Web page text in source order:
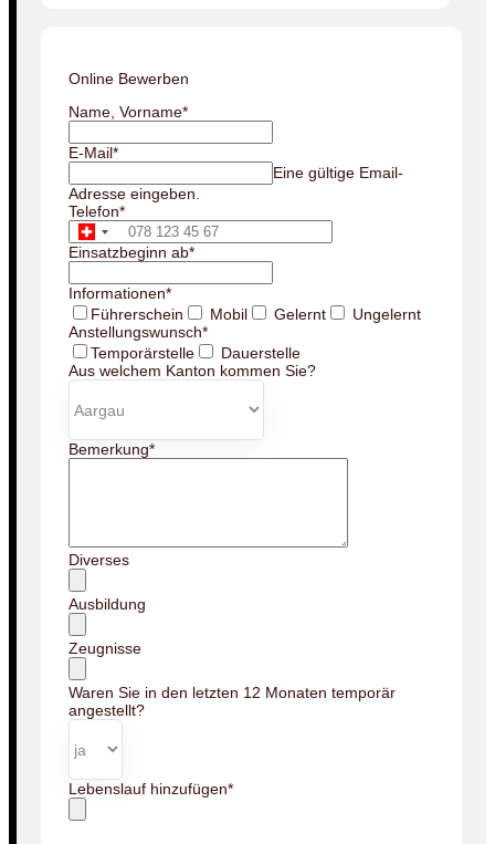
Online Bewerben
Name, Vorname*
E-Mail*
Eine gültige Email-
Adresse eingeben.
Telefon*
Einsatzbeginn ab*
Informationen*
Führerschein
Mobil Gelernt
Ungelernt
Anstellungswunsch*
Temporärstelle
Dauerstelle
Aus welchem Kanton kommen Sie?
Bemerkung*
Diverses
Ausbildung
Zeugnisse
Waren Sie in den letzten 12 Monaten temporär
angestellt?
Lebenslauf hinzufügen*